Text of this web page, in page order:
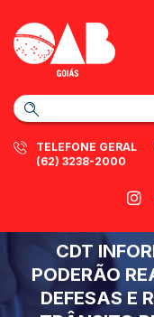
TELEFONE GERAL
(62) 3238-2000
CDT
PODERÃO
DEFESAS E